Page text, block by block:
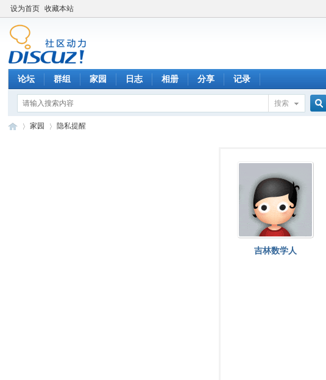
设为首页 收藏本站
论坛 群组 家园 日志 相册 分享 记录
搜索
家园 隐私提醒
吉林数学人